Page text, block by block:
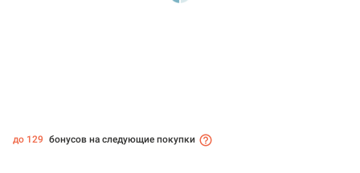
до 129 бонусов на следующие покупки